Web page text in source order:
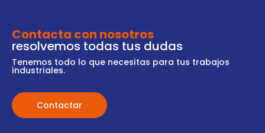
Contacta con nosotros
resolvemos todas tus dudas
Tenemos todo lo que necesitas para tus trabajos
industriales.
Contactar